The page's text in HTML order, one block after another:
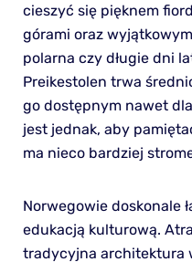
cieszyć się pięknem
górami oraz
polarna czy długie dni
Preikestolen trwa
go dostępnym nawet
jest jednak, aby
ma nieco bardziej
Norwegowie doskonale
edukacją kulturową.
tradycyjna architektura